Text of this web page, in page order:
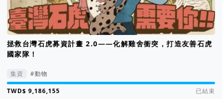
拯救台灣石虎募資計畫 2.0——化解雞舍衝突，打造友善石虎
國家隊！
集資 #動物
集資進度 307%
已結束